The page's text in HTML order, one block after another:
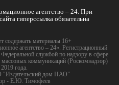
агентство – 24. При
гиперссылка обязательна
содержать материалы 16+
агентство – 24». Регистрационный
службой по надзору в сфере
коммуникаций (Роскомнадзор)
года.
дом НАО"
- Е.Ю. Тимофеев